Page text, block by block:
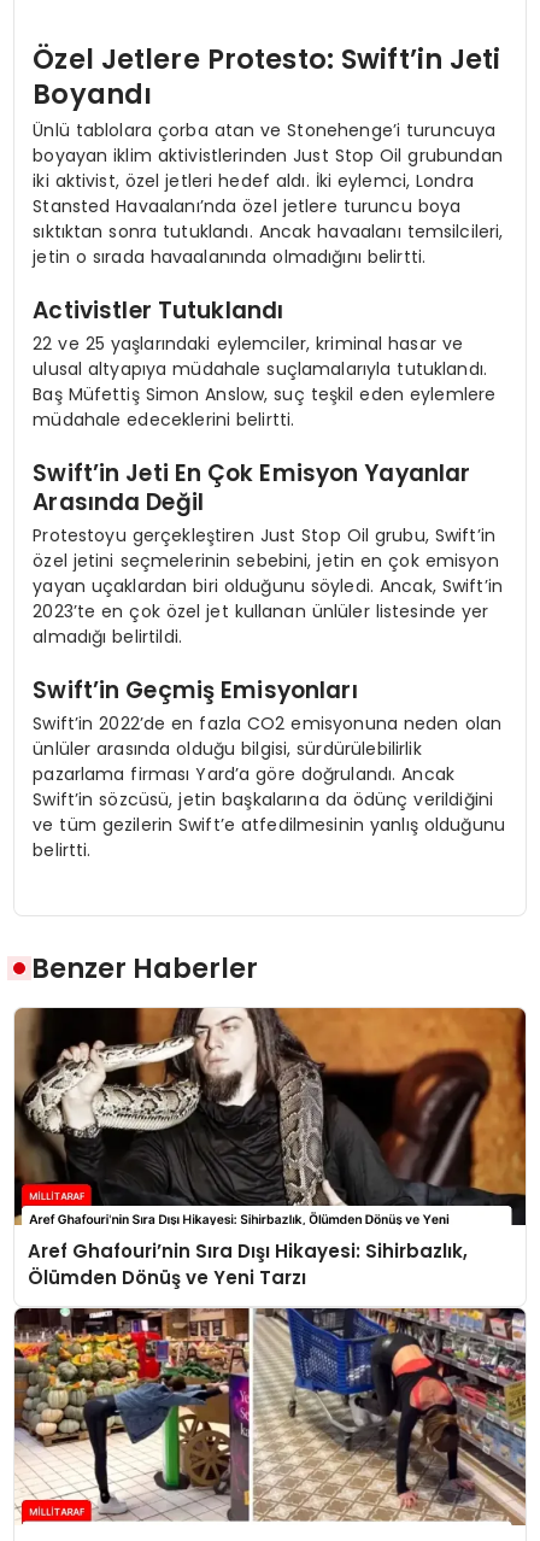
Özel Jetlere Protesto: Swift’in Jeti
Boyandı
Ünlü tablolara çorba atan ve Stonehenge’i turuncuya
boyayan iklim aktivistlerinden Just Stop Oil grubundan
iki aktivist, özel jetleri hedef aldı. İki eylemci, Londra
Stansted Havaalanı’nda özel jetlere turuncu boya
sıktıktan sonra tutuklandı. Ancak havaalanı temsilcileri,
jetin o sırada havaalanında olmadığını belirtti.
Activistler Tutuklandı
22 ve 25 yaşlarındaki eylemciler, kriminal hasar ve
ulusal altyapıya müdahale suçlamalarıyla tutuklandı.
Baş Müfettiş Simon Anslow, suç teşkil eden eylemlere
müdahale edeceklerini belirtti.
Swift’in Jeti En Çok Emisyon Yayanlar
Arasında Değil
Protestoyu gerçekleştiren Just Stop Oil grubu, Swift’in
özel jetini seçmelerinin sebebini, jetin en çok emisyon
yayan uçaklardan biri olduğunu söyledi. Ancak, Swift’in
2023’te en çok özel jet kullanan ünlüler listesinde yer
almadığı belirtildi.
Swift’in Geçmiş Emisyonları
Swift’in 2022’de en fazla CO2 emisyonuna neden olan
ünlüler arasında olduğu bilgisi, sürdürülebilirlik
pazarlama firması Yard’a göre doğrulandı. Ancak
Swift’in sözcüsü, jetin başkalarına da ödünç verildiğini
ve tüm gezilerin Swift’e atfedilmesinin yanlış olduğunu
belirtti.
Benzer Haberler
Aref Ghafouri’nin Sıra Dışı Hikayesi: Sihirbazlık,
Ölümden Dönüş ve Yeni Tarzı